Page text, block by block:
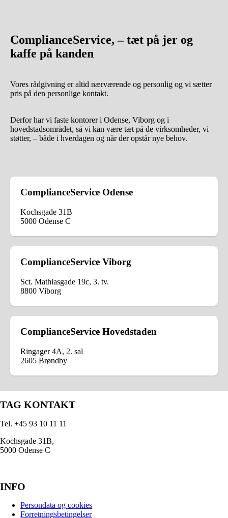
ComplianceService, – tæt på jer og
kaffe på kanden
Vores rådgivning er altid nærværende og personlig og vi sætter
pris på den personlige kontakt.
Derfor har vi faste kontorer i Odense, Viborg og i
hovedstadsområdet, så vi kan være tæt på de virksomheder, vi
støtter, – både i hverdagen og når der opstår nye behov.
ComplianceService Odense
Kochsgade 31B
5000 Odense C
ComplianceService Viborg
Sct. Mathiasgade 19c, 3. tv.
8800 Viborg
ComplianceService Hovedstaden
Ringager 4A, 2. sal
2605 Brøndby
TAG KONTAKT
Tel. +45 93 10 11 11
Kochsgade 31B,
5000 Odense C
INFO
Persondata og cookies
Forretningsbetingelser